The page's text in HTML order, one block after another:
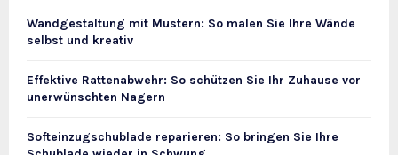
Wandgestaltung mit Mustern: So malen Sie Ihre Wände
selbst und kreativ
Effektive Rattenabwehr: So schützen Sie Ihr Zuhause vor
unerwünschten Nagern
Softeinzugschublade reparieren: So bringen Sie Ihre